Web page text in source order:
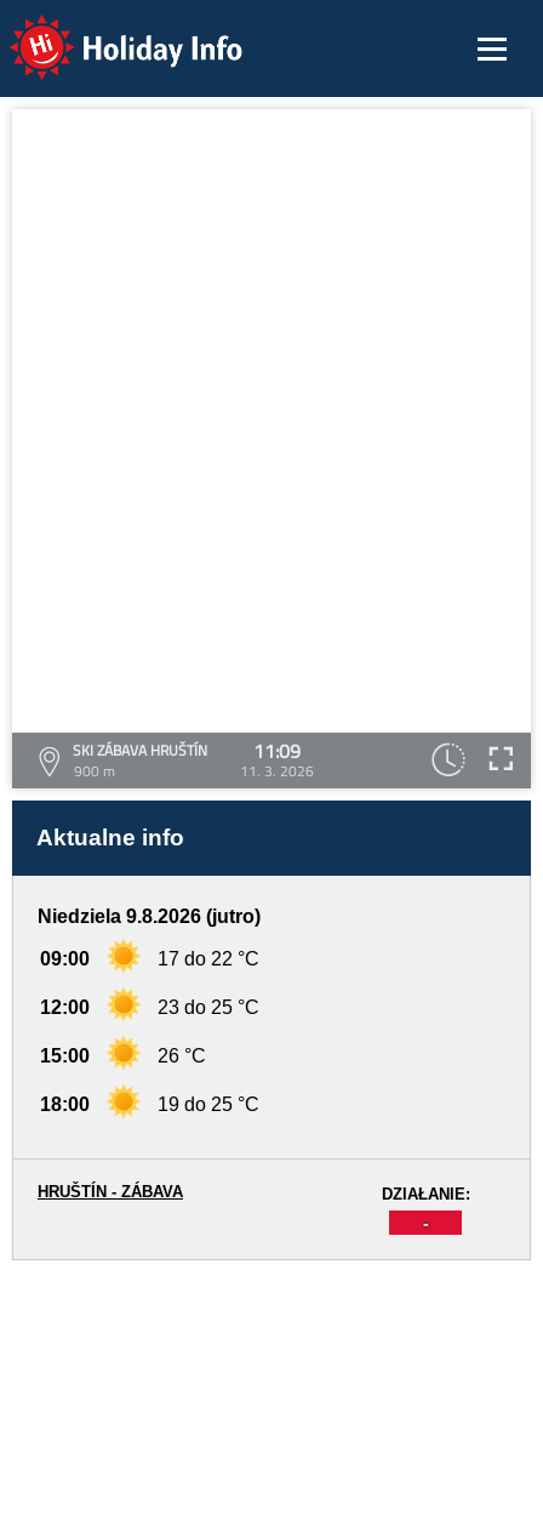
Holiday Info
SKI ZÁBAVA HRUŠTÍN
900 m
11:09
11. 3. 2026
Aktualne info
Niedziela 9.8.2026 (jutro)
09:00 17 do 22 °C
12:00 23 do 25 °C
15:00 26 °C
18:00 19 do 25 °C
DZIAŁANIE:
-
HRUŠTÍN - ZÁBAVA